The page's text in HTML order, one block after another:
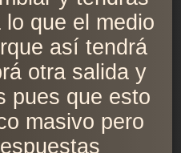
que el medio
así tendrá
otra salida y
pues que esto
masivo pero